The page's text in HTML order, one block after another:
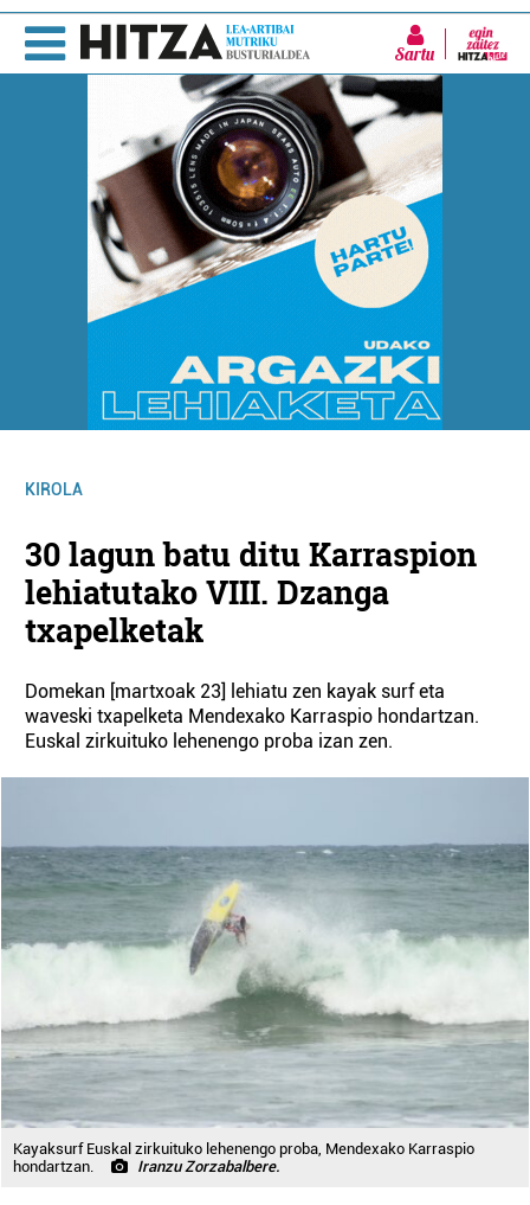
Sartu
KIROLA
30 lagun batu ditu Karraspion
lehiatutako VIII. Dzanga
txapelketak
Domekan [martxoak 23] lehiatu zen kayak surf eta
waveski txapelketa Mendexako Karraspio hondartzan.
Euskal zirkuituko lehenengo proba izan zen.
Kayaksurf Euskal zirkuituko lehenengo proba, Mendexako Karraspio
hondartzan.
Iranzu Zorzabalbere.